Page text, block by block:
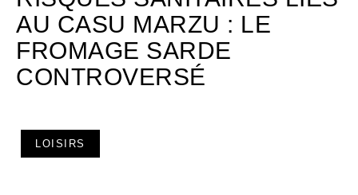
AU CASU MARZU : LE
FROMAGE SARDE
CONTROVERSÉ
LOISIRS